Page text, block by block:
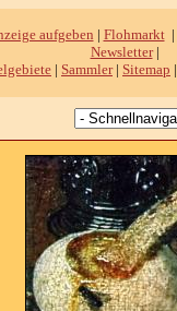
aufgeben | Flohmarkt|
Newsletter|
| Sammler| Sitemap |